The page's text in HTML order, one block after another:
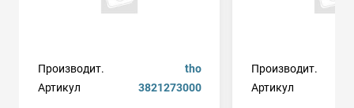
Производит.
tho
Артикул
3821273000
Производит.
Артикул